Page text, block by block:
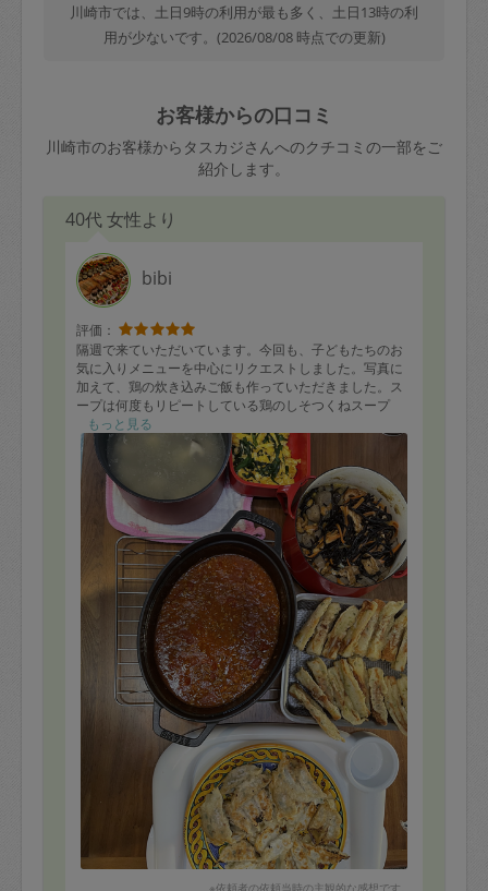
川崎市では、土日9時の利用が最も多く、土日13時の利
用が少ないです。(2026/08/08 時点での更新)
お客様からの口コミ
川崎市のお客様からタスカジさんへのクチコミの一部をご
紹介します。
40代 女性より
bibi
評価：
隔週で来ていただいています。今回も、子どもたちのお
気に入りメニューを中心にリクエストしました。写真に
加えて、鶏の炊き込みご飯も作っていただきました。ス
ープは何度もリピートしている鶏のしそつくねスープ
で、別添のカット野菜を入れていただきました。いつも
手早くたくさんのお料理を作っていただき、キッチンも
ピカピカに掃除してもらっています。ありがとうござい
ました。
もっと見る
※依頼者の依頼当時の主観的な感想です。